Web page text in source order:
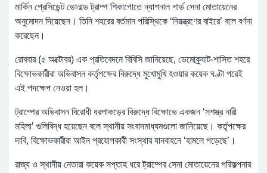
মার্কিন প্রেসিডেন্ট ডোনাল্ড ট্রাম্প শিকাগোতে ন্যাশনাল গার্ড সেনা মোতায়েনের
অনুমোদন দিয়েছেন। তিনি শহরের বর্তমান পরিস্থিকে ‘নিয়ন্ত্রণের বাইরে’ বলে বর্ণনা
করেছেন।
রোববার (৫ অক্টোবর) এক প্রতিবেদনে বিবিসি জানিয়েছে, ডেমোক্র্যাট-শাসিত শহরে
বিক্ষোভকারীরা অভিবাসন কর্তৃপক্ষের বিরুদ্ধে মুখোমুখি হওয়ার কয়েক ঘণ্টা পরেই
এই পদক্ষেপ নেওয়া হল।
ট্রাম্পের অভিবাসন বিরোধী ধরপাকড়ের বিরুদ্ধে বিক্ষোভে একজন ‘সশস্ত্র নারী
মহিলা’ গুলিবিদ্ধ হয়েছেন বলে স্থানীয় সংবাদমাধ্যমগুলো জানিয়েছে। কর্তৃপক্ষের
দাবি, বিক্ষোভকারীরা আইন প্রয়োগকারী সংস্থার যানবাহনে ‘হামলে পড়েছে’।
রাজ্য ও স্থানীয় নেতারা কয়েক সপ্তাহ ধরে ট্রাম্পের সেনা মোতায়েনের পরিকল্পনার